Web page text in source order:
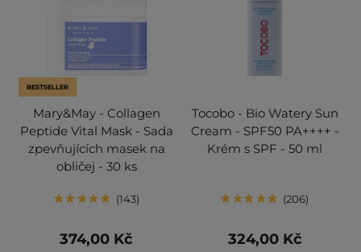
BESTSELLER
Mary&May - Collagen
Peptide Vital Mask - Sada
zpevňujících masek na
obličej - 30 ks
143
374,00 Kč
Tocobo - Bio Watery Sun
Cream - SPF50 PA++++ -
Krém s SPF - 50 ml
206
324,00 Kč